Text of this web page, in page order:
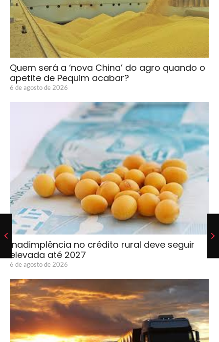
Quem será a ‘nova China’ do agro quando o
apetite de Pequim acabar?
6 de agosto de 2026
Inadimplência no crédito rural deve seguir
elevada até 2027
6 de agosto de 2026